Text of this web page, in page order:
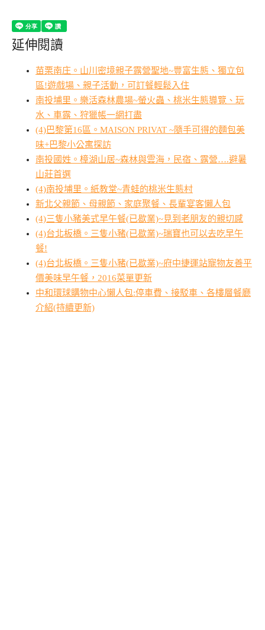
延伸閱讀
苗栗南庄。山川密境親子露營聖地~豐富生態、獨立包
區!遊戲場、親子活動，可訂餐輕鬆入住
南投埔里。樂活森林農場~螢火蟲、桃米生態導覽、玩
水、車露、狩獵帳一網打盡
(4)巴黎第16區。MAISON PRIVAT ~隨手可得的麵包美
味+巴黎小公寓探訪
南投國姓。樟湖山居~森林與雲海，民宿、露營….避暑
山莊首選
(4)南投埔里。紙教堂~青蛙的桃米生態村
新北父親節、母親節、家庭聚餐、長輩宴客懶人包
(4)三隻小豬美式早午餐(已歇業)~見到老朋友的親切感
(4)台北板橋。三隻小豬(已歇業)~瑞寶也可以去吃早午
餐!
(4)台北板橋。三隻小豬(已歇業)~府中捷運站寵物友善平
價美味早午餐，2016菜單更新
中和環球購物中心懶人包:停車費、接駁車、各樓層餐廳
介紹(持續更新)